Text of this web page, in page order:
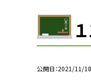
公開日 2021/11/18